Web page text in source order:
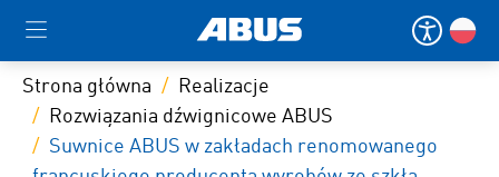
Strona główna
Realizacje
Rozwiązania dźwignicowe ABUS
Suwnice ABUS w zakładach renomowanego